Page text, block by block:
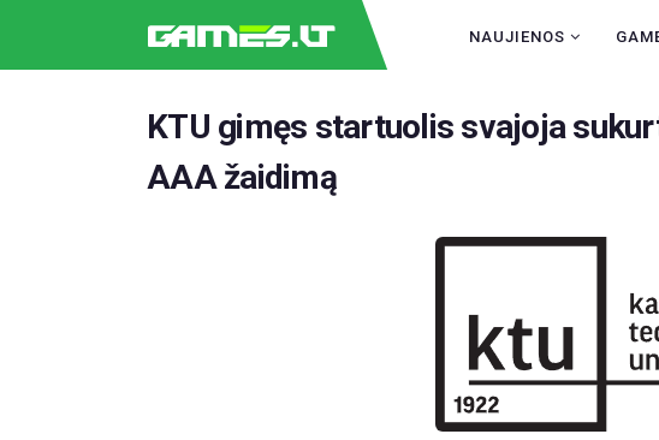
NAUJIENOS
VIDEO
KTU gimęs startuolis svajoja
AAA žaidimą